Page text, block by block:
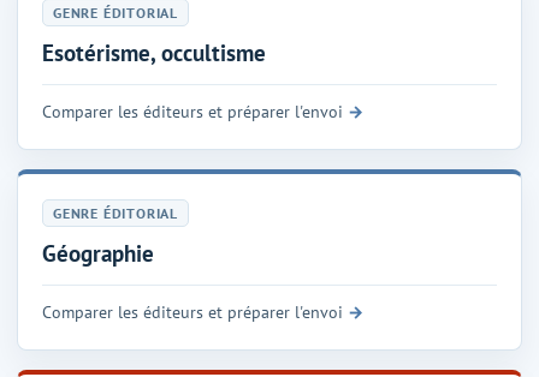
GENRE ÉDITORIAL
Esotérisme, occultisme
Comparer les éditeurs et préparer l'envoi
GENRE ÉDITORIAL
Géographie
Comparer les éditeurs et préparer l'envoi